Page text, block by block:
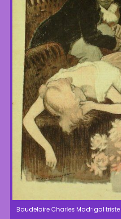
Baudelaire Charles Madrigal